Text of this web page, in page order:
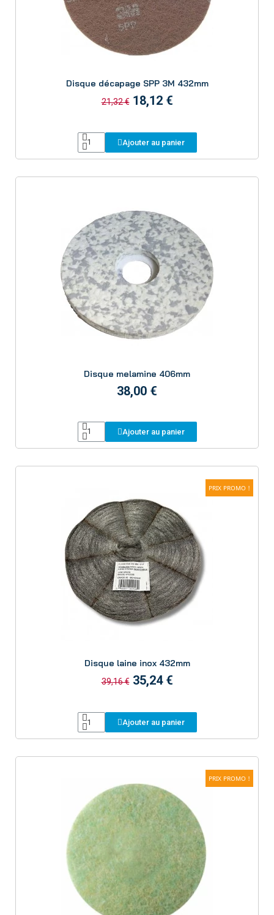
Disque décapage SPP 3M 432mm
21,32 € 18,12 €
Ajouter au panier
Disque melamine 406mm
38,00 €
Ajouter au panier
PRIX PROMO !
Disque laine inox 432mm
39,16 € 35,24 €
Ajouter au panier
PRIX PROMO !